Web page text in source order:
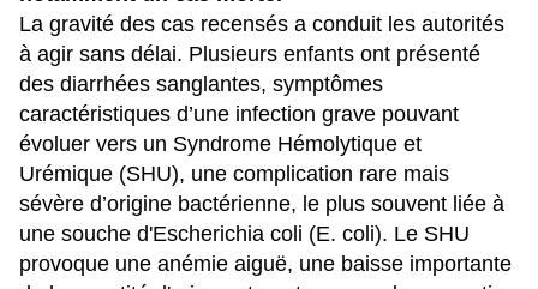
La gravité des cas recensés a conduit les autorités
à agir sans délai. Plusieurs enfants ont présenté
des diarrhées sanglantes, symptômes
caractéristiques d’une infection grave pouvant
évoluer vers un Syndrome Hémolytique et
Urémique (SHU), une complication rare mais
sévère d’origine bactérienne, le plus souvent liée à
une souche d'Escherichia coli (E. coli). Le SHU
provoque une anémie aiguë, une baisse importante